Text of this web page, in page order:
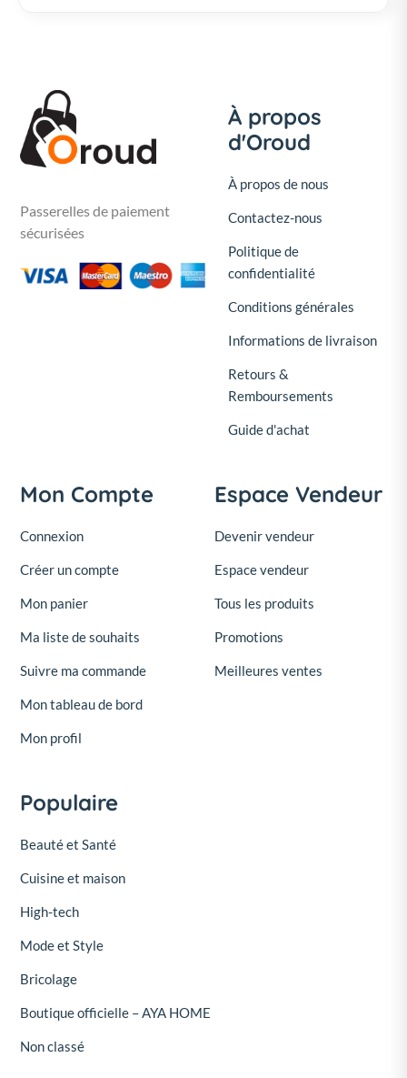
Passerelles de paiement
sécurisées
À propos
d'Oroud
À propos de nous
Contactez-nous
Politique de
confidentialité
Conditions générales
Informations de livraison
Retours &
Remboursements
Guide d'achat
Mon Compte
Connexion
Créer un compte
Mon panier
Ma liste de souhaits
Suivre ma commande
Mon tableau de bord
Mon profil
Espace Vendeur
Devenir vendeur
Espace vendeur
Tous les produits
Promotions
Meilleures ventes
Populaire
Beauté et Santé
Cuisine et maison
High-tech
Mode et Style
Bricolage
Boutique officielle – AYA HOME
Non classé